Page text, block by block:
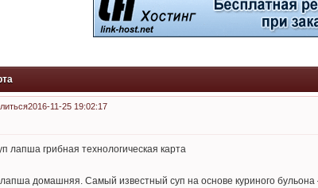
2016-11-25 19:02:17
лапша грибная технологическая карта
домашняя. Самый известный суп на основе куриного